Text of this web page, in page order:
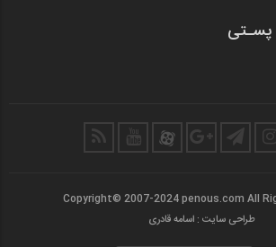
Copyright© 2007-2024 penous.com All
طراحی سایت : اسامه قادری